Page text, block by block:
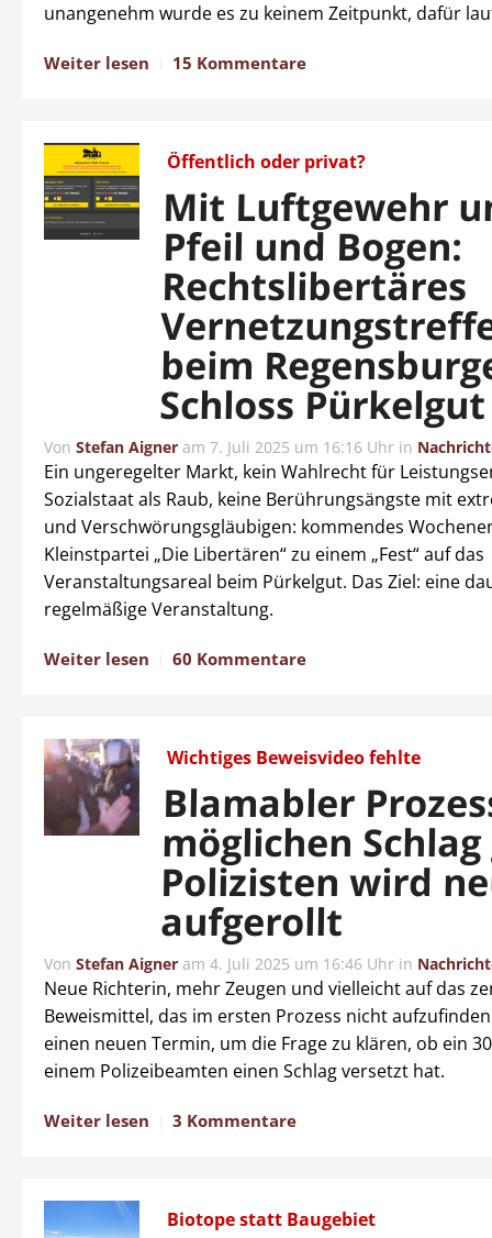
unangenehm wurde es zu keinem Zeitpunkt, dafür
Weiter lesen 15 Kommentare
Öffentlich oder privat?
Mit Luftgewehr
Pfeil und Bogen:
Rechtslibertäres
beim
Schloss Pürkelgut
Von Stefan Aigner am 7. Juli 2025 um 16:16 Uhr in
Ein ungeregelter Markt, kein Wahlrecht für
Sozialstaat als Raub, keine Berührungsängste mit
und Verschwörungsgläubigen: kommendes
Kleinstpartei „Die Libertären“ zu einem „Fest“ auf das
Veranstaltungsareal beim Pürkelgut. Das Ziel: eine
regelmäßige Veranstaltung.
Weiter lesen 60 Kommentare
Wichtiges Beweisvideo fehlte
Blamabler
möglichen Schlag
Polizisten wird
aufgerollt
Von Stefan Aigner am 4. Juli 2025 um 16:46 Uhr in
Neue Richterin, mehr Zeugen und vielleicht auf das
Beweismittel, das im ersten Prozess nicht
einen neuen Termin, um die Frage zu klären, ob ein
einem Polizeibeamten einen Schlag versetzt hat.
Weiter lesen 3 Kommentare
Biotope statt Baugebiet